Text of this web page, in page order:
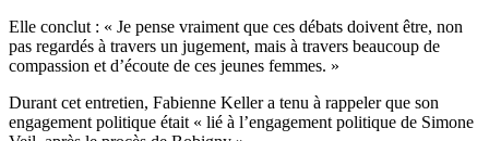
Elle conclut : « Je pense vraiment que ces débats doivent être, non
pas regardés à travers un jugement, mais à travers beaucoup de
compassion et d’écoute de ces jeunes femmes. »
Durant cet entretien, Fabienne Keller a tenu à rappeler que son
engagement politique était « lié à l’engagement politique de Simone